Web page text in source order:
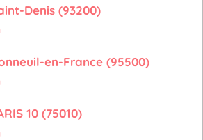
Denis (93200)
en-France (95500)
10 (75010)